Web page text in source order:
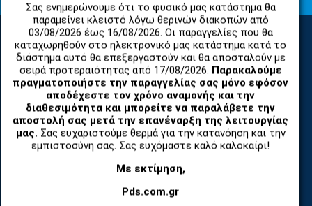
Σας ενημερώνουμε ότι το φυσικό μας κατάστημα θα
παραμείνει κλειστό λόγω θερινών διακοπών από
03/08/2026 έως 16/08/2026. Οι παραγγελίες που θα
καταχωρηθούν στο ηλεκτρονικό μας κατάστημα κατά το
διάστημα αυτό θα επεξεργαστούν και θα αποσταλούν με
σειρά προτεραιότητας από 17/08/2026. Παρακαλούμε
πραγματοποιήστε την παραγγελίας σας μόνο εφόσον
αποδέχεστε τον χρόνο αναμονής και την
διαθεσιμότητα και μπορείτε να παραλάβετε την
αποστολή σας μετά την επανέναρξη της λειτουργίας
μας. Σας ευχαριστούμε θερμά για την κατανόηση και την
εμπιστοσύνη σας. Σας ευχόμαστε καλό καλοκαίρι!
Με εκτίμηση,
Pds.com.gr
ΚΑΤΗΓΟΡΙΕΣ
ΑΝΤΑΛΛΑΚΤΙΚΑ ΚΑΙ ΑΞΕΣΟΥΑΡ ΚΙΝΗΤΩΝ ΤΗΛΕΦΩΝΩΝ
TABLET
ΤΗΛΕΠΙΚΟΙΝΩΝΙΕΣ, ΑΣΥΡΜΑΤΑ, FCT